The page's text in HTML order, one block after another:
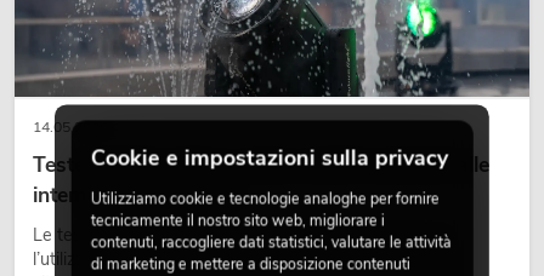
14.05.2026
Teste mobili outdoor: teste mobili resistenti alle
intemperie per eventi
Le teste mobili outdoor sono proiettori motorizzati per
l’utilizzo all’aperto. Vengono impiegate in festival, feste
Cookie e impostazioni sulla privacy
Utilizziamo cookie e tecnologie analoghe per fornire
tecnicamente il nostro sito web, migliorare i
contenuti, raccogliere dati statistici, valutare le attività
di marketing e mettere a disposizione contenuti